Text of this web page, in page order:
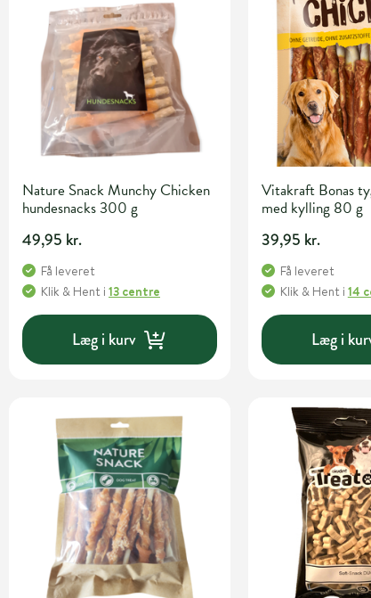
Nature Snack Munchy Chicken
hundesnacks 300 g
49,95 kr.
Få leveret
Klik & Hent i 13 centre
Læg i kurv
Vitakraft Bonas
med kylling 80 g
39,95 kr.
Få leveret
Klik & Hent i 14
Læg i